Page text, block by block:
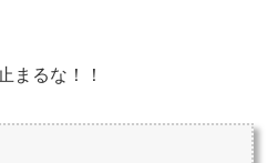
まるな！！